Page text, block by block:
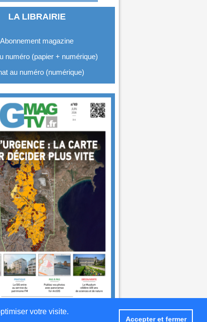
votre visite.
Accepter et fermer
LA LIBRAIRIE
Abonnement magazine
numéro (papier + numérique)
au numéro (numérique)